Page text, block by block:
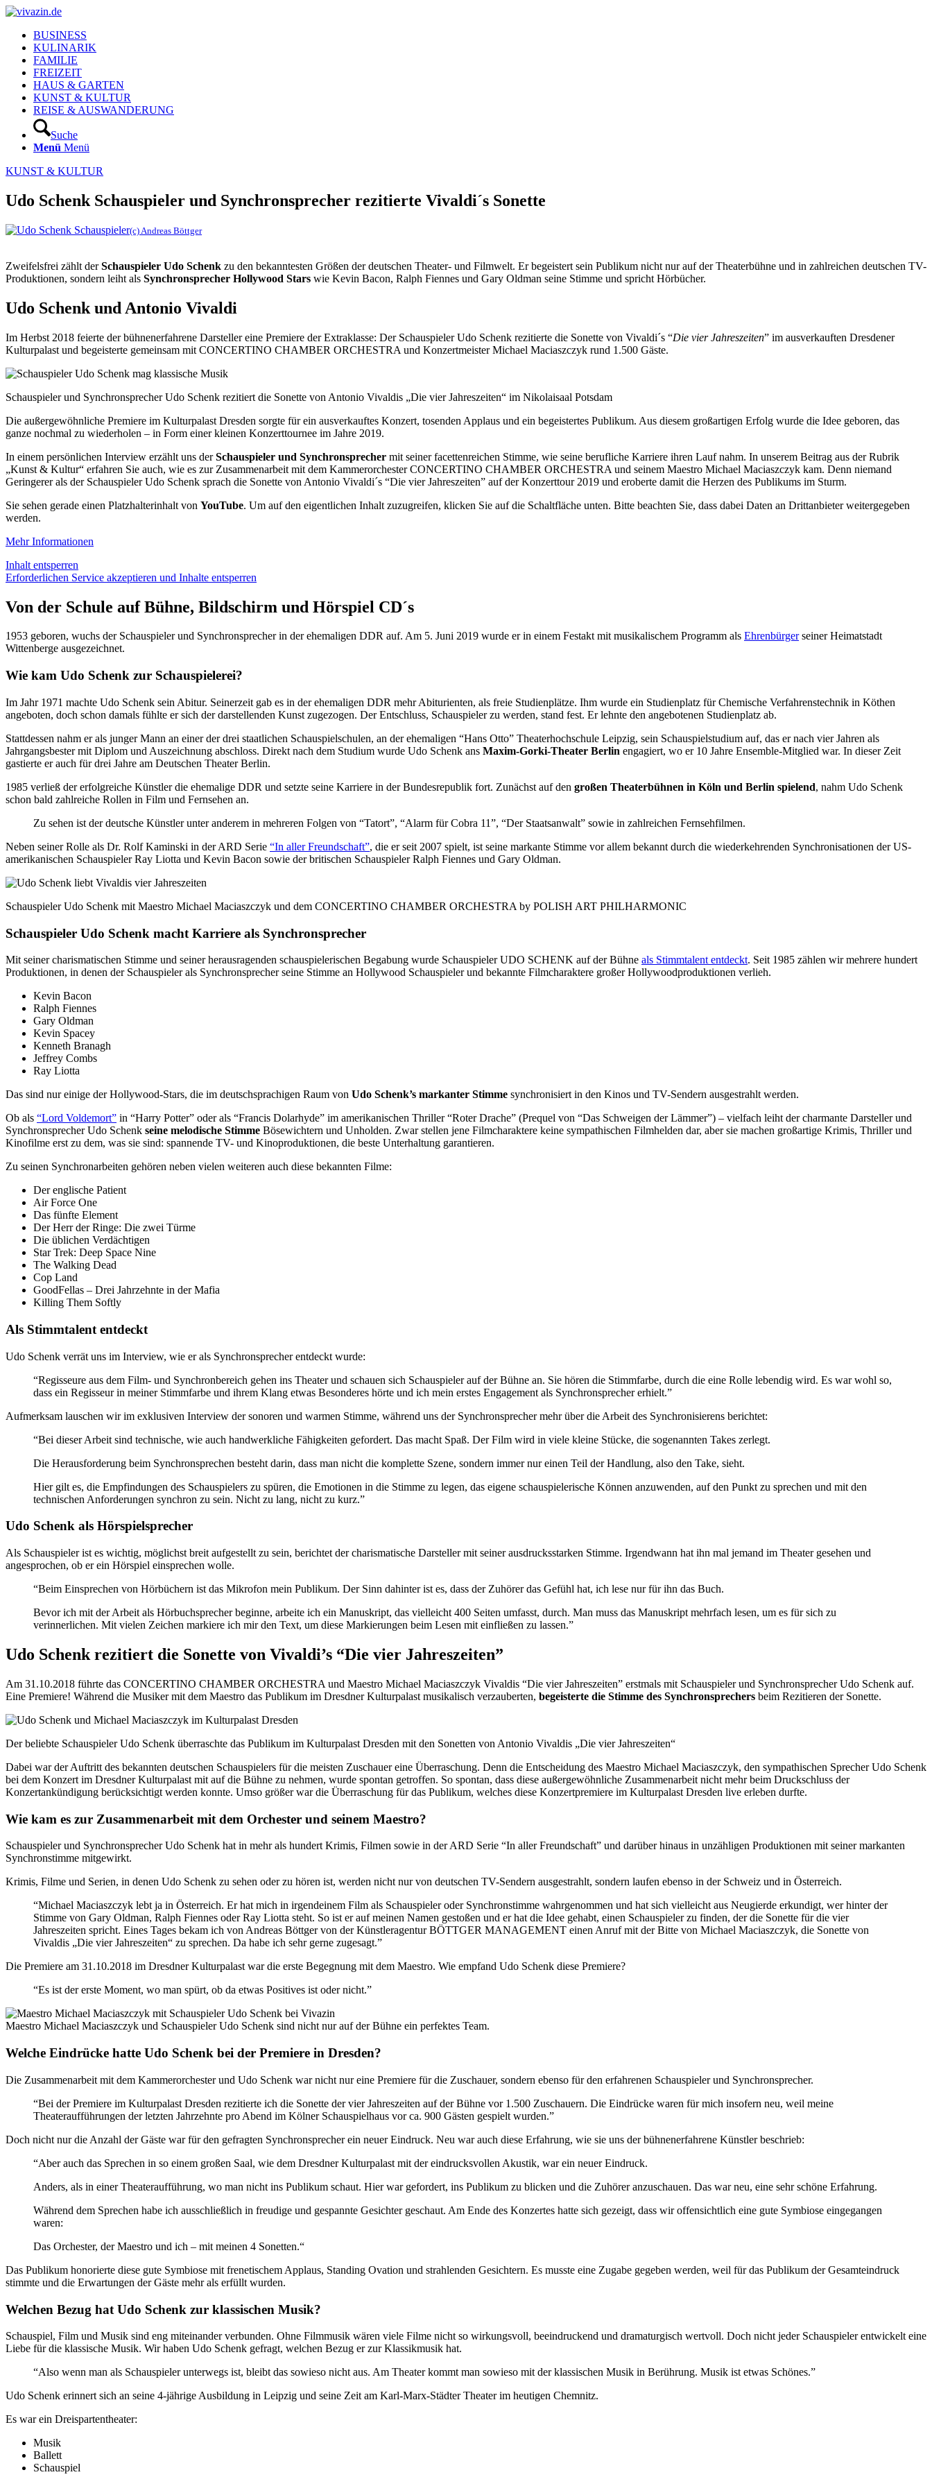
BUSINESS
KULINARIK
FAMILIE
FREIZEIT
HAUS & GARTEN
KUNST & KULTUR
REISE & AUSWANDERUNG
Suche
Menü Menü
KUNST & KULTUR
Udo Schenk Schauspieler und Synchronsprecher rezitierte Vivaldi´s Sonette
(c) Andreas Böttger
Zweifelsfrei zählt derSchauspieler Udo Schenk zu den bekanntesten Größen der deutschen Theater- und Filmwelt. Er begeistert sein Publikum nicht nur auf der Theaterbühne und in zahlreichen deutschen TV-
Produktionen, sondern leiht als Synchronsprecher Hollywood Stars wie Kevin Bacon, Ralph Fiennes und Gary Oldman seine Stimme und spricht Hörbücher.
Udo Schenk und Antonio Vivaldi
Im Herbst 2018 feierte der bühnenerfahrene Darsteller eine Premiere der Extraklasse: Der Schauspieler Udo Schenk rezitierte die Sonette von Vivaldi´s “Die vier Jahreszeiten” im ausverkauften Dresdener
Kulturpalast und begeisterte gemeinsam mit CONCERTINO CHAMBER ORCHESTRA und Konzertmeister Michael Maciaszczyk rund 1.500 Gäste.
Schauspieler und Synchronsprecher Udo Schenk rezitiert die Sonette von Antonio Vivaldis „Die vier Jahreszeiten“ im Nikolaisaal Potsdam
Die außergewöhnliche Premiere im Kulturpalast Dresden sorgte für ein ausverkauftes Konzert, tosenden Applaus und ein begeistertes Publikum. Aus diesem großartigen Erfolg wurde die Idee geboren, das
ganze nochmal zu wiederholen – in Form einer kleinen Konzerttournee im Jahre 2019.
In einem persönlichen Interview erzählt uns derSchauspieler und Synchronsprecher mit seiner facettenreichen Stimme, wie seine berufliche Karriere ihren Lauf nahm. In unserem Beitrag aus der Rubrik
„Kunst & Kultur“ erfahren Sie auch, wie es zur Zusammenarbeit mit dem Kammerorchester CONCERTINO CHAMBER ORCHESTRA und seinem Maestro Michael Maciaszczyk kam. Denn niemand
Geringerer als der Schauspieler Udo Schenk sprach die Sonette von Antonio Vivaldi´s “Die vier Jahreszeiten” auf der Konzerttour 2019 und eroberte damit die Herzen des Publikums im Sturm.
Sie sehen gerade einen Platzhalterinhalt von YouTube. Um auf den eigentlichen Inhalt zuzugreifen, klicken Sie auf die Schaltfläche unten. Bitte beachten Sie, dass dabei Daten an Drittanbieter weitergegeben
werden.
Mehr Informationen
Inhalt entsperren
Erforderlichen Service akzeptieren und Inhalte entsperren
Von der Schule auf Bühne, Bildschirm und Hörspiel CD´s
1953 geboren, wuchs der Schauspieler und Synchronsprecher in der ehemaligen DDR auf. Am 5. Juni 2019 wurde er in einem Festakt mit musikalischem Programm als Ehrenbürgerseiner Heimatstadt
Wittenberge ausgezeichnet.
Wie kam Udo Schenk zur Schauspielerei?
Im Jahr 1971 machte Udo Schenk sein Abitur. Seinerzeit gab es in der ehemaligen DDR mehr Abiturienten, als freie Studienplätze. Ihm wurde ein Studienplatz für Chemische Verfahrenstechnik in Köthen
angeboten, doch schon damals fühlte er sich der darstellenden Kunst zugezogen. Der Entschluss, Schauspieler zu werden, stand fest. Er lehnte den angebotenen Studienplatz ab.
Stattdessen nahm er als junger Mann an einer der drei staatlichen Schauspielschulen, an der ehemaligen “Hans Otto” Theaterhochschule Leipzig, sein Schauspielstudium auf, das er nach vier Jahren als
Jahrgangsbester mit Diplom und Auszeichnung abschloss. Direkt nach dem Studium wurde Udo Schenk ans Maxim-Gorki-Theater Berlin engagiert, wo er 10 Jahre Ensemble-Mitglied war. In dieser Zeit
gastierte er auch für drei Jahre am Deutschen Theater Berlin.
1985 verließ der erfolgreiche Künstler die ehemalige DDR und setzte seine Karriere in der Bundesrepublik fort. Zunächst auf den großen Theaterbühnen in Köln und Berlin spielend, nahm Udo Schenk
schon bald zahlreiche Rollen in Film und Fernsehen an.
Zu sehen ist der deutsche Künstler unter anderem in mehreren Folgen von “Tatort”, “Alarm für Cobra 11”, “Der Staatsanwalt” sowie in zahlreichen Fernsehfilmen.
Neben seiner Rolle als Dr. Rolf Kaminski in der ARD Serie “In aller Freundschaft”, die er seit 2007 spielt, ist seine markante Stimme vor allem bekannt durch die wiederkehrenden Synchronisationen der US-
amerikanischen Schauspieler Ray Liotta und Kevin Bacon sowie der britischen Schauspieler Ralph Fiennes und Gary Oldman.
Schauspieler Udo Schenk mit Maestro Michael Maciaszczyk und dem CONCERTINO CHAMBER ORCHESTRA by POLISH ART PHILHARMONIC
Schauspieler Udo Schenk macht Karriere als Synchronsprecher
Mit seiner charismatischen Stimme und seiner herausragenden schauspielerischen Begabung wurde Schauspieler UDO SCHENK auf der Bühne als Stimmtalent entdeckt. Seit 1985 zählen wir mehrere hundert
Produktionen, in denen der Schauspieler als Synchronsprecher seine Stimme an Hollywood Schauspieler und bekannte Filmcharaktere großer Hollywoodproduktionen verlieh.
Kevin Bacon
Ralph Fiennes
Gary Oldman
Kevin Spacey
Kenneth Branagh
Jeffrey Combs
Ray Liotta
Das sind nur einige der Hollywood-Stars, die im deutschsprachigen Raum von Udo Schenk’s markanter Stimme synchronisiert in den Kinos und TV-Sendern ausgestrahlt werden.
Ob als “Lord Voldemort” in “Harry Potter” oder als “Francis Dolarhyde” im amerikanischen Thriller “Roter Drache” (Prequel von “Das Schweigen der Lämmer”) – vielfach leiht der charmante Darsteller und
Synchronsprecher Udo Schenk seine melodische Stimme Bösewichtern und Unholden. Zwar stellen jene Filmcharaktere keine sympathischen Filmhelden dar, aber sie machen großartige Krimis, Thriller und
Kinofilme erst zu dem, was sie sind: spannende TV- und Kinoproduktionen, die beste Unterhaltung garantieren.
Zu seinen Synchronarbeiten gehören neben vielen weiteren auch diese bekannten Filme:
Der englische Patient
Air Force One
Das fünfte Element
Der Herr der Ringe: Die zwei Türme
Die üblichen Verdächtigen
Star Trek: Deep Space Nine
The Walking Dead
Cop Land
GoodFellas – Drei Jahrzehnte in der Mafia
Killing Them Softly
Als Stimmtalent entdeckt
Udo Schenk verrät uns im Interview, wie er als Synchronsprecher entdeckt wurde:
“Regisseure aus dem Film- und Synchronbereich gehen ins Theater und schauen sich Schauspieler auf der Bühne an. Sie hören die Stimmfarbe, durch die eine Rolle lebendig wird. Es war wohl so,
dass ein Regisseur in meiner Stimmfarbe und ihrem Klang etwas Besonderes hörte und ich mein erstes Engagement als Synchronsprecher erhielt.”
Aufmerksam lauschen wir im exklusiven Interview der sonoren und warmen Stimme, während uns der Synchronsprecher mehr über die Arbeit des Synchronisierens berichtet:
“Bei dieser Arbeit sind technische, wie auch handwerkliche Fähigkeiten gefordert. Das macht Spaß. Der Film wird in viele kleine Stücke, die sogenannten Takes zerlegt.
Die Herausforderung beim Synchronsprechen besteht darin, dass man nicht die komplette Szene, sondern immer nur einen Teil der Handlung, also den Take, sieht.
Hier gilt es, die Empfindungen des Schauspielers zu spüren, die Emotionen in die Stimme zu legen, das eigene schauspielerische Können anzuwenden, auf den Punkt zu sprechen und mit den
technischen Anforderungen synchron zu sein. Nicht zu lang, nicht zu kurz.”
Udo Schenk als Hörspielsprecher
Als Schauspieler ist es wichtig, möglichst breit aufgestellt zu sein, berichtet der charismatische Darsteller mit seiner ausdrucksstarken Stimme. Irgendwann hat ihn mal jemand im Theater gesehen und
angesprochen, ob er ein Hörspiel einsprechen wolle.
“Beim Einsprechen von Hörbüchern ist das Mikrofon mein Publikum. Der Sinn dahinter ist es, dass der Zuhörer das Gefühl hat, ich lese nur für ihn das Buch.
Bevor ich mit der Arbeit als Hörbuchsprecher beginne, arbeite ich ein Manuskript, das vielleicht 400 Seiten umfasst, durch. Man muss das Manuskript mehrfach lesen, um es für sich zu
verinnerlichen. Mit vielen Zeichen markiere ich mir den Text, um diese Markierungen beim Lesen mit einfließen zu lassen.”
Udo Schenk rezitiert die Sonette von Vivaldi’s “Die vier Jahreszeiten”
Am 31.10.2018 führte das CONCERTINO CHAMBER ORCHESTRA und Maestro Michael Maciaszczyk Vivaldis “Die vier Jahreszeiten” erstmals mit Schauspieler und Synchronsprecher Udo Schenk auf.
Eine Premiere! Während die Musiker mit dem Maestro das Publikum im Dresdner Kulturpalast musikalisch verzauberten, begeisterte die Stimme des Synchronsprechers beim Rezitieren der Sonette.
Der beliebte Schauspieler Udo Schenk überraschte das Publikum im Kulturpalast Dresden mit den Sonetten von Antonio Vivaldis „Die vier Jahreszeiten“
Dabei war der Auftritt des bekannten deutschen Schauspielers für die meisten Zuschauer eine Überraschung. Denn die Entscheidung des Maestro Michael Maciaszczyk, den sympathischen Sprecher Udo Schenk
bei dem Konzert im Dresdner Kulturpalast mit auf die Bühne zu nehmen, wurde spontan getroffen. So spontan, dass diese außergewöhnliche Zusammenarbeit nicht mehr beim Druckschluss der
Konzertankündigung berücksichtigt werden konnte. Umso größer war die Überraschung für das Publikum, welches diese Konzertpremiere im Kulturpalast Dresden live erleben durfte.
Wie kam es zur Zusammenarbeit mit dem Orchester und seinem Maestro?
Schauspieler und Synchronsprecher Udo Schenk hat in mehr als hundert Krimis, Filmen sowie in der ARD Serie “In aller Freundschaft” und darüber hinaus in unzähligen Produktionen mit seiner markanten
Synchronstimme mitgewirkt.
Krimis, Filme und Serien, in denen Udo Schenk zu sehen oder zu hören ist, werden nicht nur von deutschen TV-Sendern ausgestrahlt, sondern laufen ebenso in der Schweiz und in Österreich.
“Michael Maciaszczyk lebt ja in Österreich. Er hat mich in irgendeinem Film als Schauspieler oder Synchronstimme wahrgenommen und hat sich vielleicht aus Neugierde erkundigt, wer hinter der
Stimme von Gary Oldman, Ralph Fiennes oder Ray Liotta steht. So ist er auf meinen Namen gestoßen und er hat die Idee gehabt, einen Schauspieler zu finden, der die Sonette für die vier
Jahreszeiten spricht. Eines Tages bekam ich von Andreas Böttger von der Künstleragentur BÖTTGER MANAGEMENT einen Anruf mit der Bitte von Michael Maciaszczyk, die Sonette von
Vivaldis „Die vier Jahreszeiten“ zu sprechen. Da habe ich sehr gerne zugesagt.”
Die Premiere am 31.10.2018 im Dresdner Kulturpalast war die erste Begegnung mit dem Maestro. Wie empfand Udo Schenk diese Premiere?
“Es ist der erste Moment, wo man spürt, ob da etwas Positives ist oder nicht.”
Maestro Michael Maciaszczyk und Schauspieler Udo Schenk sind nicht nur auf der Bühne ein perfektes Team.
Welche Eindrücke hatte Udo Schenk bei der Premiere in Dresden?
Die Zusammenarbeit mit dem Kammerorchester und Udo Schenk war nicht nur eine Premiere für die Zuschauer, sondern ebenso für den erfahrenen Schauspieler und Synchronsprecher.
“Bei der Premiere im Kulturpalast Dresden rezitierte ich die Sonette der vier Jahreszeiten auf der Bühne vor 1.500 Zuschauern. Die Eindrücke waren für mich insofern neu, weil meine
Theateraufführungen der letzten Jahrzehnte pro Abend im Kölner Schauspielhaus vor ca. 900 Gästen gespielt wurden.”
Doch nicht nur die Anzahl der Gäste war für den gefragten Synchronsprecher ein neuer Eindruck. Neu war auch diese Erfahrung, wie sie uns der bühnenerfahrene Künstler beschrieb:
“Aber auch das Sprechen in so einem großen Saal, wie dem Dresdner Kulturpalast mit der eindrucksvollen Akustik, war ein neuer Eindruck.
Anders, als in einer Theateraufführung, wo man nicht ins Publikum schaut. Hier war gefordert, ins Publikum zu blicken und die Zuhörer anzuschauen. Das war neu, eine sehr schöne Erfahrung.
Während dem Sprechen habe ich ausschließlich in freudige und gespannte Gesichter geschaut. Am Ende des Konzertes hatte sich gezeigt, dass wir offensichtlich eine gute Symbiose eingegangen
waren:
Das Orchester, der Maestro und ich – mit meinen 4 Sonetten.“
Das Publikum honorierte diese gute Symbiose mit frenetischem Applaus, Standing Ovation und strahlenden Gesichtern. Es musste eine Zugabe gegeben werden, weil für das Publikum der Gesamteindruck
stimmte und die Erwartungen der Gäste mehr als erfüllt wurden.
Welchen Bezug hat Udo Schenk zur klassischen Musik?
Schauspiel, Film und Musik sind eng miteinander verbunden. Ohne Filmmusik wären viele Filme nicht so wirkungsvoll, beeindruckend und dramaturgisch wertvoll. Doch nicht jeder Schauspieler entwickelt eine
Liebe für die klassische Musik. Wir haben Udo Schenk gefragt, welchen Bezug er zur Klassikmusik hat.
“Also wenn man als Schauspieler unterwegs ist, bleibt das sowieso nicht aus. Am Theater kommt man sowieso mit der klassischen Musik in Berührung. Musik ist etwas Schönes.”
Udo Schenk erinnert sich an seine 4-jährige Ausbildung in Leipzig und seine Zeit am Karl-Marx-Städter Theater im heutigen Chemnitz.
Es war ein Dreispartentheater:
Musik
Ballett
Schauspiel